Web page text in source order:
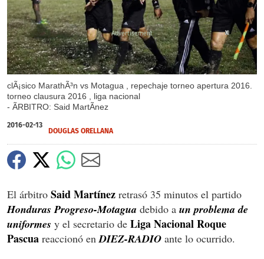
clÃ¡sico MarathÃ³n vs Motagua , repechaje torneo apertura 2016.
torneo clausura 2016 , liga nacional
- ÃRBITRO: Said MartÃ­nez
X
2016-02-13
DOUGLAS ORELLANA
El árbitro Said Martínez retrasó 35 minutos el partido
Honduras Progreso-Motagua debido a un problema de
uniformes y el secretario de Liga Nacional Roque
Pascua reaccionó en DIEZ-RADIO ante lo ocurrido.